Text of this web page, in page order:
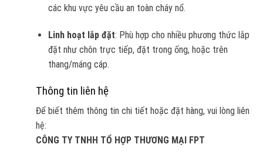
các khu vực yêu cầu an toàn cháy nổ.
Linh hoạt lắp đặt: Phù hợp cho nhiều phương thức lắp
đặt như chôn trực tiếp, đặt trong ống, hoặc trên
thang/máng cáp.
Thông tin liên hệ
Để biết thêm thông tin chi tiết hoặc đặt hàng, vui lòng liên
hệ:
CÔNG TY TNHH TỔ HỢP THƯƠNG MẠI FPT